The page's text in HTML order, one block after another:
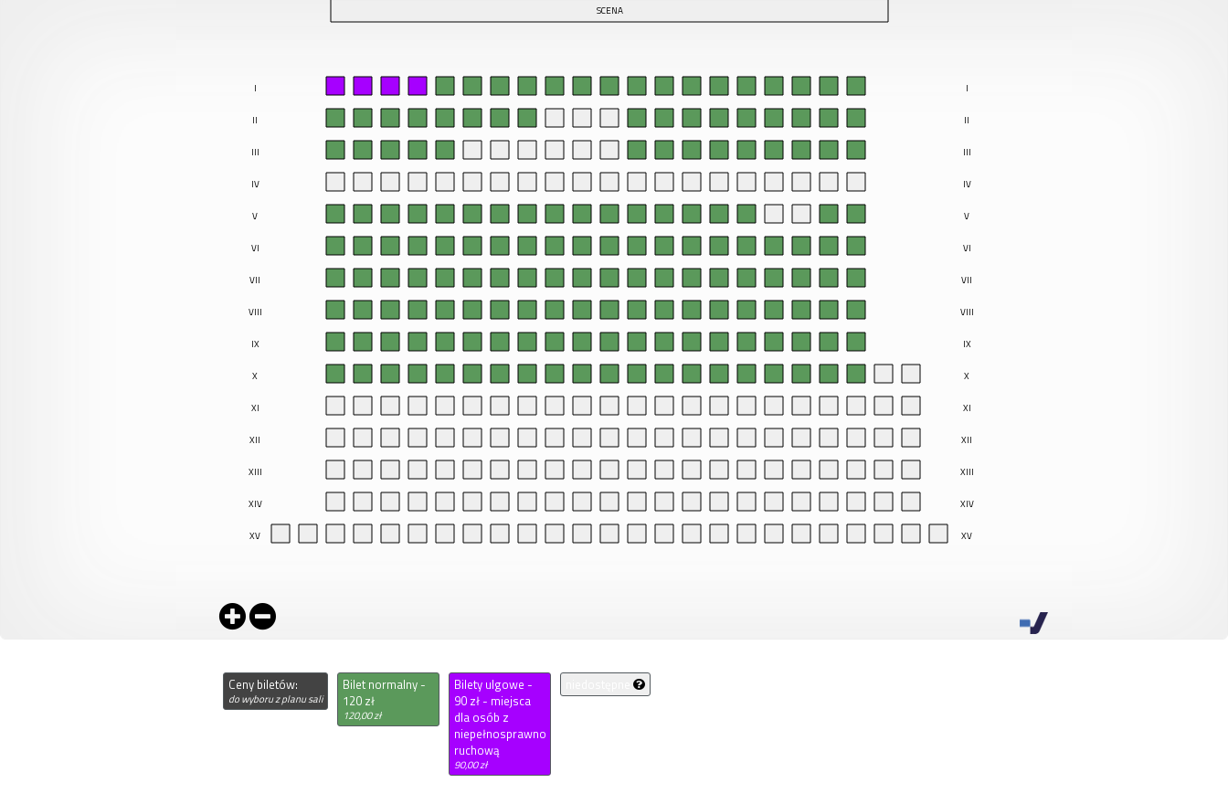
SCENA
I
II
III
IV
V
VI
VII
VIII
IX
X
XI
XII
XIII
XIV
XV
I
II
III
IV
V
VI
VII
VIII
IX
X
XI
XII
XIII
XIV
XV
Ceny biletów:
do wyboru z planu sali
Bilet normalny -
120 zł
120,00 zł
Bilety ulgowe -
90 zł - miejsca
dla osób z
niepełnosprawnością
ruchową
90,00 zł